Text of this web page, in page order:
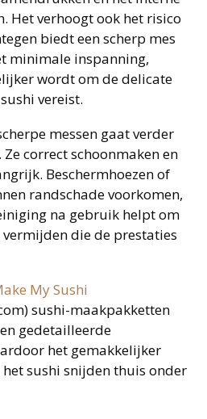
Het verhoogt ook het risico
biedt een scherp mes
minimale inspanning,
wordt om de delicate
vereist.
messen gaat verder
correct schoonmaken en
Beschermhoezen of
randschade voorkomen,
na gebruik helpt om
die de prestaties
My Sushi
sushi-maakpakketten
gedetailleerde
het gemakkelijker
sushi snijden thuis onder